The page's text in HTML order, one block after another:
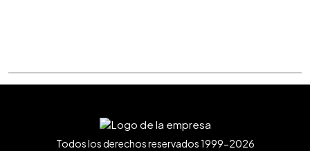
Todos los derechos reservados 1999-2026